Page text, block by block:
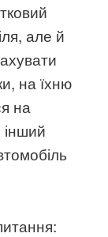
але й
на їхню
на